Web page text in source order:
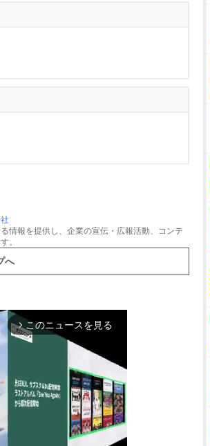
情報を提供し、企業の宣伝・広報活動、コンテ
。
へ
arrow_forward_ios このニュースを見る